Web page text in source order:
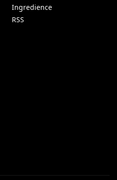
Ingredience
RSS